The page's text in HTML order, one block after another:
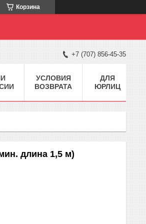
Корзина
+7 (707) 856-45-35
УСЛОВИЯ
ВОЗВРАТА
ДЛЯ
ЮРЛИЦ
длина 1,5 м)